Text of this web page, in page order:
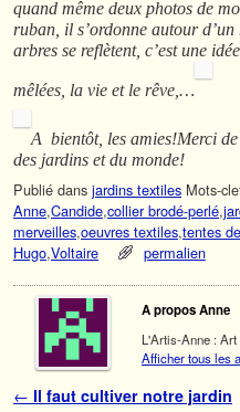
quand même deux photos de
ruban, il s’ordonne autour
arbres se reflètent, c’est une
mêlées, la vie et le rêve,…
A bientôt, les amies!Merci
des jardins et du monde!
Publié dans jardins textiles Mots-
Anne,Candide,collier brodé-perlé,
merveilles,oeuvres textiles,tentes
Hugo,Voltaire permalien
A propos Anne
L'Artis-Anne : Art
Afficher tous les
Navigation des articles
← Il faut cultiver notre jardin